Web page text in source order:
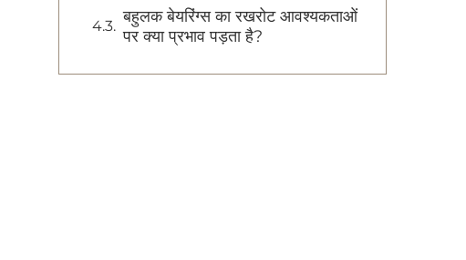
बहुलक बेयरिंग्स का रखरोट आवश्यकताओं
पर क्या प्रभाव पड़ता है?